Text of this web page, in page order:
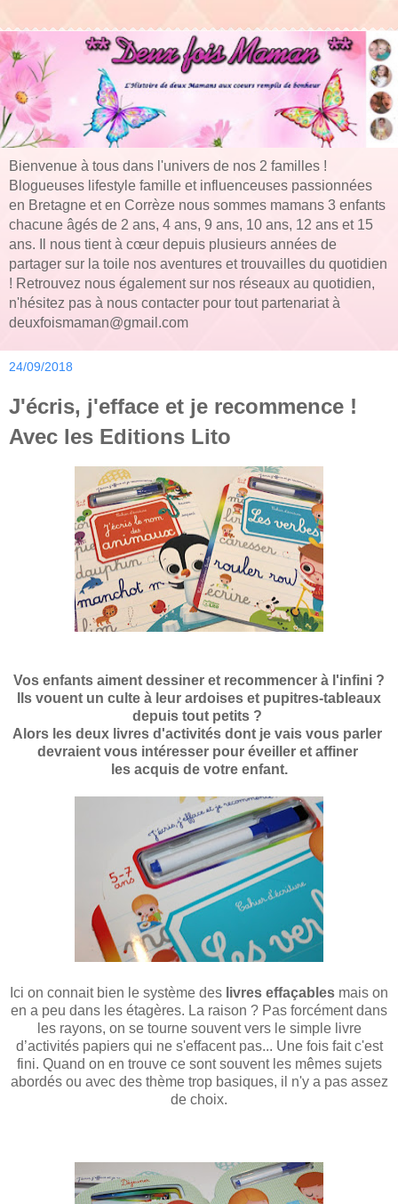
Bienvenue à tous dans l'univers de nos 2 familles !
Blogueuses lifestyle famille et influenceuses passionnées
en Bretagne et en Corrèze nous sommes mamans 3 enfants
chacune âgés de 2 ans, 4 ans, 9 ans, 10 ans, 12 ans et 15
ans. Il nous tient à cœur depuis plusieurs années de
partager sur la toile nos aventures et trouvailles du quotidien
! Retrouvez nous également sur nos réseaux au quotidien,
n'hésitez pas à nous contacter pour tout partenariat à
deuxfoismaman@gmail.com
24/09/2018
J'écris, j'efface et je recommence !
Avec les Editions Lito
Vos enfants aiment dessiner et recommencer à l'infini ?
Ils vouent un culte à leur ardoises et pupitres-tableaux
depuis tout petits ?
Alors les deux livres d'activités dont je vais vous parler
devraient vous intéresser pour éveiller et affiner
les acquis de votre enfant.
Ici on connait bien le système des livres effaçables mais on
en a peu dans les étagères. La raison ? Pas forcément dans
les rayons, on se tourne souvent vers le simple livre
d’activités papiers qui ne s'effacent pas... Une fois fait c'est
fini. Quand on en trouve ce sont souvent les mêmes sujets
abordés ou avec des thème trop basiques, il n'y a pas assez
de choix.